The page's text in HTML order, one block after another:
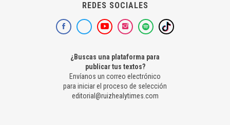
REDES SOCIALES
¿Buscas una plataforma para
publicar tus textos?
Envíanos un correo electrónico
para iniciar el proceso de selección
editorial@ruizhealytimes.com